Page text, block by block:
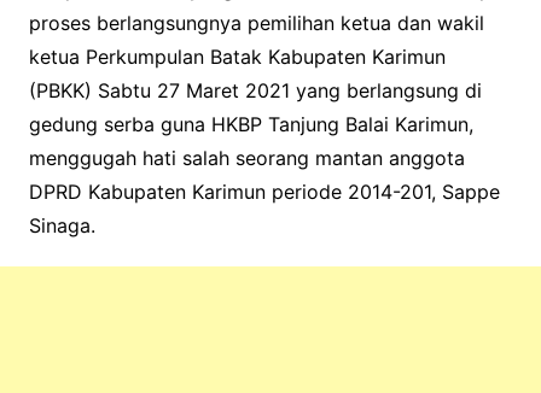
proses berlangsungnya pemilihan ketua dan wakil
ketua Perkumpulan Batak Kabupaten Karimun
(PBKK) Sabtu 27 Maret 2021 yang berlangsung di
gedung serba guna HKBP Tanjung Balai Karimun,
menggugah hati salah seorang mantan anggota
DPRD Kabupaten Karimun periode 2014-201, Sappe
Sinaga.